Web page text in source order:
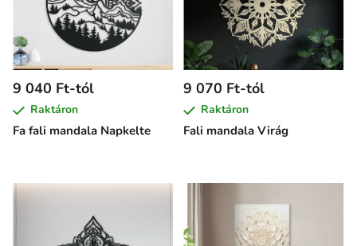
Fa fali mandala Napkelte
9 040 Ft-tól
Raktáron
Fali mandala Virág
9 070 Ft-tól
Raktáron